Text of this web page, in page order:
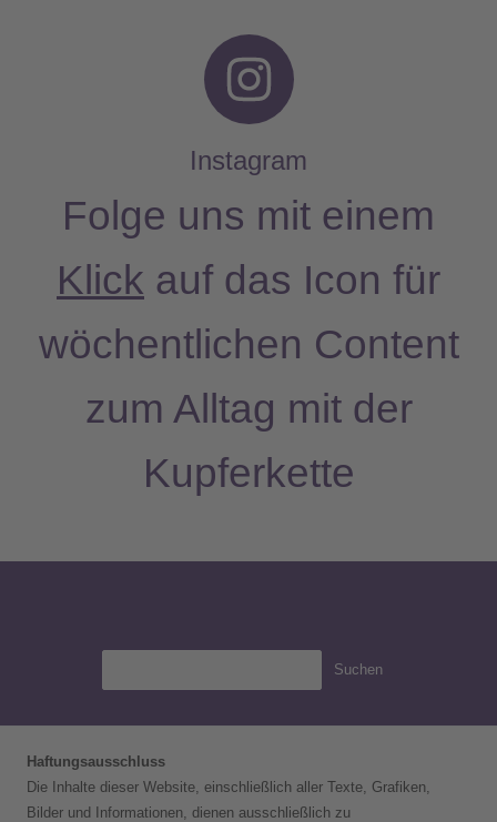
I
n
s
t
a
g
r
a
m
Instagram
Folge uns mit einem
Klick auf das Icon für
wöchentlichen Content
zum Alltag mit der
Kupferkette
Suchen
Haftungsausschluss
Die Inhalte dieser Website, einschließlich aller Texte, Grafiken,
Bilder und Informationen, dienen ausschließlich zu